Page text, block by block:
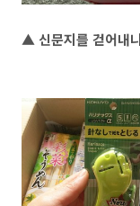
▲ 신문지를 걷어내